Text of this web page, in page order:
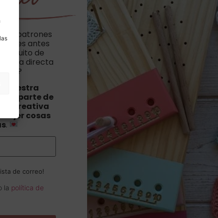
patrones
antes
poquito de
directa
nuestra
parte de
creativa
tejer cosas
.
de correo!
la política de